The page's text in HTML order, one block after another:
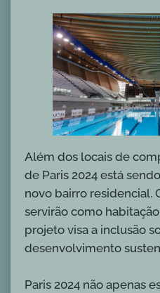
Além dos locais de
de Paris 2024 está
novo bairro residencial.
servirão como
projeto visa a inclusão
desenvolvimento
Paris 2024 não apenas